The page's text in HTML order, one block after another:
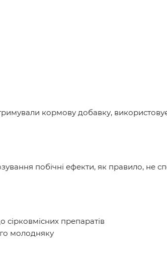
кормову добавку,
побічні ефекти, як правило, не
сірковмісних препаратів
молодняку